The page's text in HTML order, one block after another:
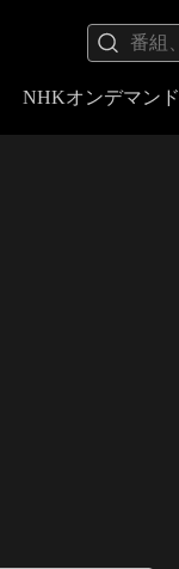
NHKオンデマンド